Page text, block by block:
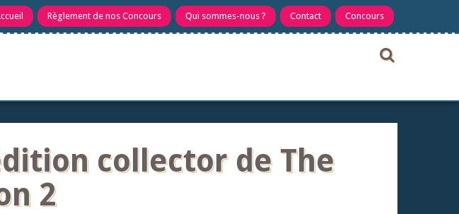
Règlement de nos Concours Qui sommes-nous ? Contact Concours
collector de The
2